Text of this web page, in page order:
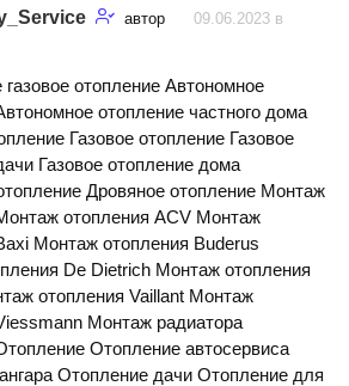
автор
09.06.2023 в
отопление Автономное
отопление частного дома
Газовое отопление Газовое
Газовое отопление дома
Дровяное отопление Монтаж
отопления ACV Монтаж
Монтаж отопления Buderus
De Dietrich Монтаж отопления
отопления Vaillant Монтаж
Монтаж радиатора
Отопление автосервиса
Отопление дачи Отопление для